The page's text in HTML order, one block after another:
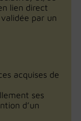
lien direct
par un
acquises de
ses
d’un